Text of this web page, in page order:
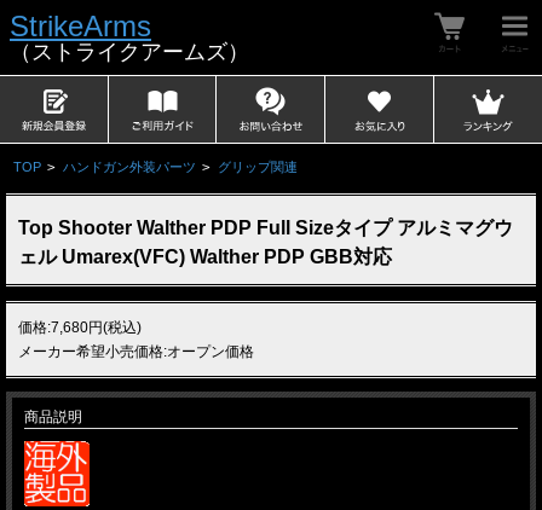
StrikeArms
（ストライクアームズ）
TOP > ハンドガン外装パーツ > グリップ関連
Top Shooter Walther PDP Full Sizeタイプ アルミマグウ
ェル Umarex(VFC) Walther PDP GBB対応
価格:7,680円(税込)
メーカー希望小売価格:オープン価格
商品説明